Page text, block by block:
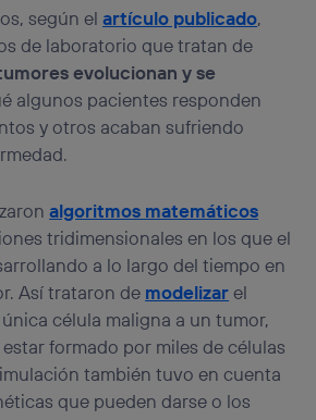
según elartículo publicado,
de laboratorio que tratan de
evolucionan y se
algunos pacientes responden
y otros acaban sufriendo
algoritmos matemáticos
tridimensionales en los que el
a lo largo del tiempo en
Así trataron de modelizarel
célula maligna a un tumor,
formado por miles de células
también tuvo en cuenta
que pueden darse o los